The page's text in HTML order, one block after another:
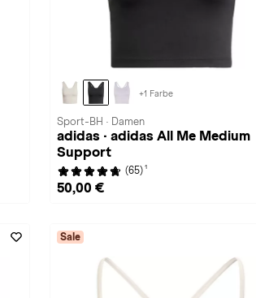
+1 Farbe
Sport-BH · Damen
adidas · adidas All Me Medium
Support
(65) 1
50,00 €
Sale